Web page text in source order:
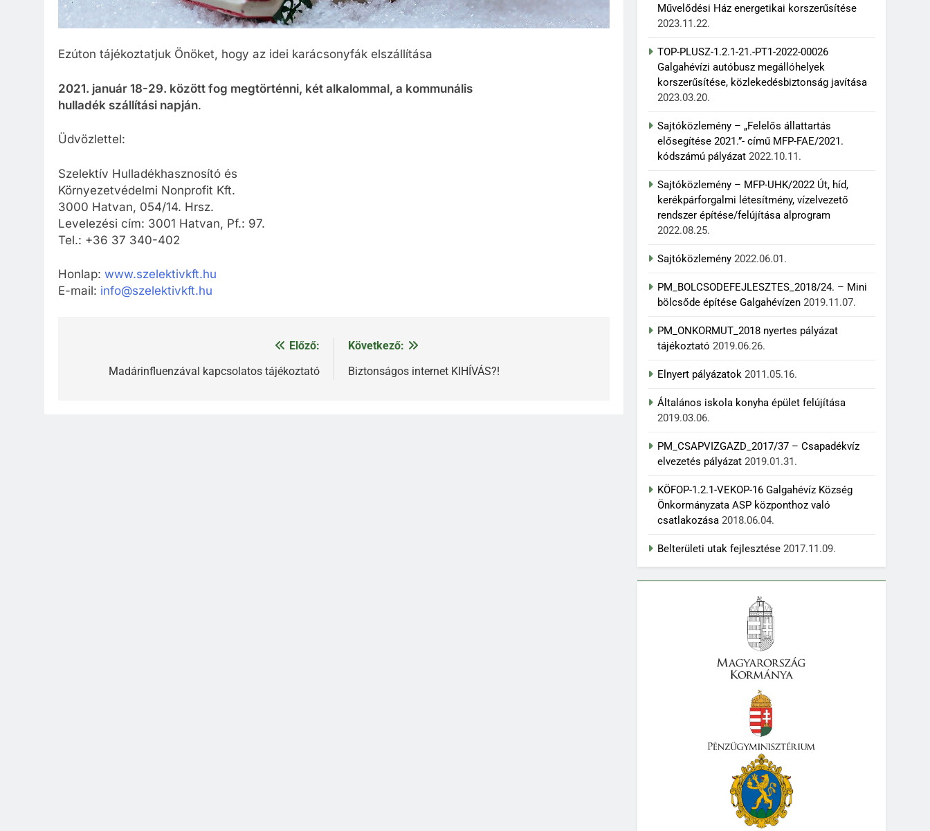
Ezúton tájékoztatjuk Önöket, hogy az idei karácsonyfák elszállítása
2021. január 18-29. között fog megtörténni, két alkalommal, a kommunális
hulladék szállítási napján.
Üdvözlettel:
Szelektív Hulladékhasznosító és
Környezetvédelmi Nonprofit Kft.
3000 Hatvan, 054/14. Hrsz.
Levelezési cím: 3001 Hatvan, Pf.: 97.
Tel.: +36 37 340-402
Honlap: www.szelektivkft.hu
E-mail: info@szelektivkft.hu
navigáció
Előző:
Madárinfluenzával kapcsolatos tájékoztató
Következő:
Biztonságos internet KIHÍVÁS?!
Művelődési Ház energetikai korszerűsítése
2023.11.22.
TOP-PLUSZ-1.2.1-21.-PT1-2022-00026
Galgahévízi autóbusz megállóhelyek
korszerűsítése, közlekedésbiztonság javítása
2023.03.20.
Sajtóközlemény – „Felelős állattartás
elősegítése 2021.”- című MFP-FAE/2021.
kódszámú pályázat 2022.10.11.
Sajtóközlemény – MFP-UHK/2022 Út, híd,
kerékpárforgalmi létesítmény, vízelvezető
rendszer építése/felújítása alprogram
2022.08.25.
Sajtóközlemény 2022.06.01.
PM_BOLCSODEFEJLESZTES_2018/24. – Mini
bölcsőde építése Galgahévízen 2019.11.07.
PM_ONKORMUT_2018 nyertes pályázat
tájékoztató 2019.06.26.
Elnyert pályázatok 2011.05.16.
Általános iskola konyha épület felújítása
2019.03.06.
PM_CSAPVIZGAZD_2017/37 – Csapadékvíz
elvezetés pályázat 2019.01.31.
KÖFOP-1.2.1-VEKOP-16 Galgahévíz Község
Önkormányzata ASP központhoz való
csatlakozása 2018.06.04.
Belterületi utak fejlesztése 2017.11.09.